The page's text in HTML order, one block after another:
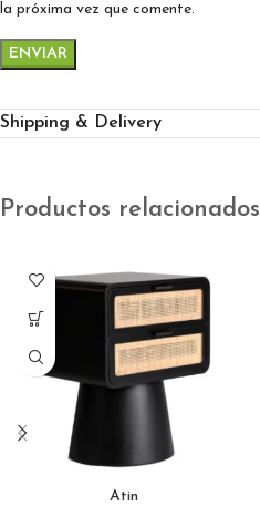
la próxima vez que comente.
Shipping & Delivery
Productos relacionados
Atin